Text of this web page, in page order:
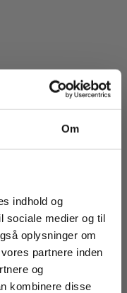
Om
indhold og
sociale medier og til
oplysninger om
partnere inden
og
kombinere disse
andre.